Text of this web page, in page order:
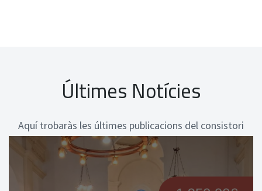
Últimes Notícies
Aquí trobaràs les últimes publicacions del consistori